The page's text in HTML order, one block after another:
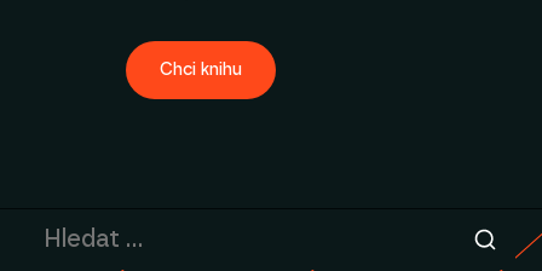
Chci knihu